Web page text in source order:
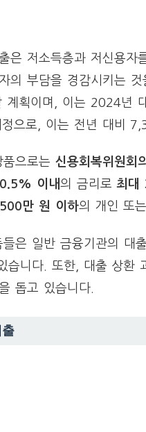
은 저소득층과 저신용
의 부담을 경감시키는
계획이며, 이는 2024년
으로, 이는 전년 대비
으로는 신용회복위원회
이내의 금리로최대
만 원 이하의 개인 또
은 일반 금융기관의 대
습니다. 또한, 대출 상환
돕고 있습니다.